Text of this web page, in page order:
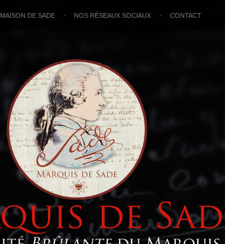
MAISON DE SADE • NOS RÉSEAUX SOCIAUX • CONTACT